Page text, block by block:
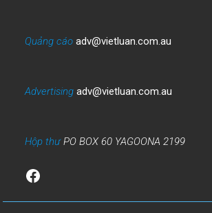
Quảng cáo adv@vietluan.com.au
Advertising adv@vietluan.com.au
Hộp thưPO BOX 60 YAGOONA 2199
Facebook